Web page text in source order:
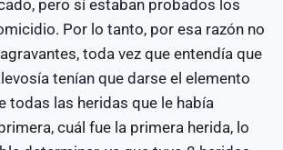
pero sí estaban probados los
Por lo tanto, por esa razón no
toda vez que entendía que
tenían que darse el elemento
todas las heridas que le había
cuál fue la primera herida, lo